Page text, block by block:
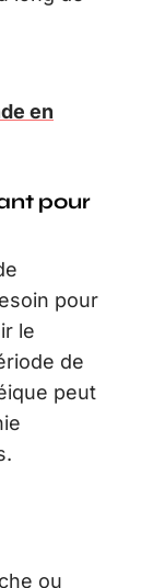
en
pour
pour
le
de
peut
ou